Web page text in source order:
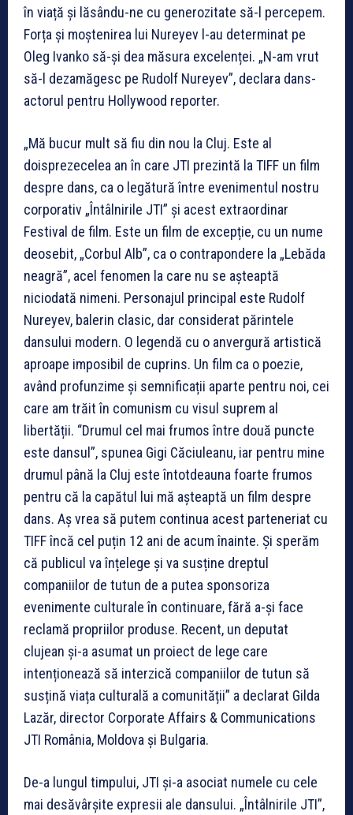
în viață și lăsându-ne cu generozitate să-l percepem.
Forța și moștenirea lui Nureyev l-au determinat pe
Oleg Ivanko să-și dea măsura excelenței. „N-am vrut
să-l dezamăgesc pe Rudolf Nureyev”, declara dans-
actorul pentru Hollywood reporter.
„Mă bucur mult să fiu din nou la Cluj. Este al
doisprezecelea an în care JTI prezintă la TIFF un film
despre dans, ca o legătură între evenimentul nostru
corporativ „Întâlnirile JTI” și acest extraordinar
Festival de film. Este un film de excepție, cu un nume
deosebit, „Corbul Alb”, ca o contrapondere la „Lebăda
neagră”, acel fenomen la care nu se așteaptă
niciodată nimeni. Personajul principal este Rudolf
Nureyev, balerin clasic, dar considerat părintele
dansului modern. O legendă cu o anvergură artistică
aproape imposibil de cuprins. Un film ca o poezie,
având profunzime și semnificații aparte pentru noi, cei
care am trăit în comunism cu visul suprem al
libertății. “Drumul cel mai frumos între două puncte
este dansul”, spunea Gigi Căciuleanu, iar pentru mine
drumul până la Cluj este întotdeauna foarte frumos
pentru că la capătul lui mă așteaptă un film despre
dans. Aș vrea să putem continua acest parteneriat cu
TIFF încă cel puțin 12 ani de acum înainte. Și sperăm
că publicul va înțelege și va susține dreptul
companiilor de tutun de a putea sponsoriza
evenimente culturale în continuare, fără a-și face
reclamă propriilor produse. Recent, un deputat
clujean și-a asumat un proiect de lege care
intenționează să interzică companiilor de tutun să
susțină viața culturală a comunității” a declarat Gilda
Lazăr, director Corporate Affairs & Communications
JTI România, Moldova și Bulgaria.
De-a lungul timpului, JTI și-a asociat numele cu cele
mai desăvârșite expresii ale dansului. „Întâlnirile JTI”,